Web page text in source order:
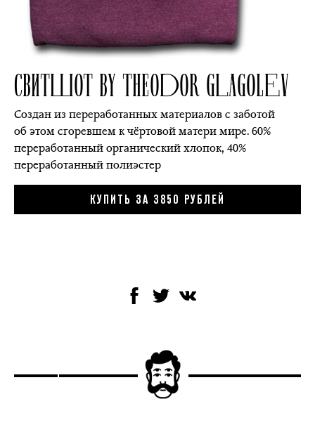
СВИТШОТ BY THEODOR GLAGOLEV
Создан из переработанных материалов с заботой
об этом сгоревшем к чёртовой матери мире. 60%
переработанный органический хлопок, 40%
переработанный полиэстер
КУПИТЬ ЗА 3850 РУБЛЕЙ